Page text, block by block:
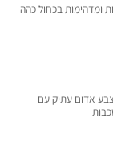
ומדהימות בכחול כהה
אדום עתיק עם